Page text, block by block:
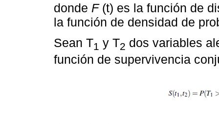
donde F(t) es la función de
la función de densidad de
Sean T1 y T2 dos variables
función de supervivencia